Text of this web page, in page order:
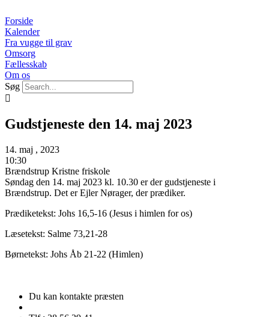
til
indhold
Forside
Kalender
Fra vugge til grav
Omsorg
Fællesskab
Om os
Søg
Gudstjeneste den 14. maj 2023
14. maj , 2023
10:30
Brændstrup Kristne friskole
Søndag den 14. maj 2023 kl. 10.30 er der gudstjeneste i
Brændstrup. Det er Ejler Nørager, der prædiker.
Prædiketekst: Johs 16,5-16 (Jesus i himlen for os)
Læsetekst: Salme 73,21-28
Børnetekst: Johs Åb 21-22 (Himlen)
Du kan kontakte præsten